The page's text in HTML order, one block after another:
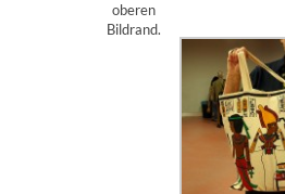
oberen
Bildrand.